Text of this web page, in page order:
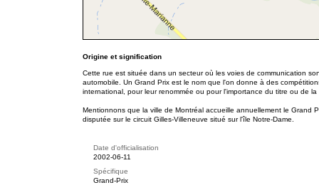
Origine et signification
Cette rue est située dans un secteur où les voies de communication
automobile. Un Grand Prix est le nom que l'on donne à des
international, pour leur renommée ou pour l'importance du titre ou de
Mentionnons que la ville de Montréal accueille annuellement le Grand
disputée sur le circuit Gilles-Villeneuve situé sur l'île Notre-Dame.
Date d'officialisation
2002-06-11
Spécifique
Grand-Prix